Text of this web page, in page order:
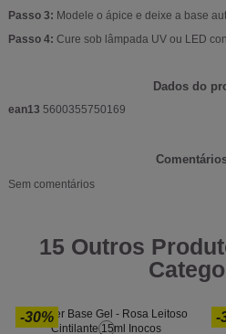
Passo 3: Modele o ápice e deixe a base
Passo 4: Cure sob lâmpada UV ou LED
Dados do
ean13 5600355750169
Sem comentários
15 Outros
-30% -